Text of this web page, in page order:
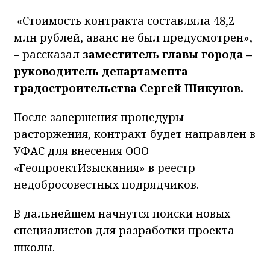
«Стоимость контракта составляла 48,2
млн рублей, аванс не был предусмотрен»,
– рассказал заместитель главы города –
руководитель департамента
градостроительства Сергей Шикунов.
После завершения процедуры
расторжения, контракт будет направлен в
УФАС для внесения ООО
«ГеопроектИзыскания» в реестр
недобросовестных подрядчиков.
В дальнейшем начнутся поиски новых
специалистов для разработки проекта
школы.